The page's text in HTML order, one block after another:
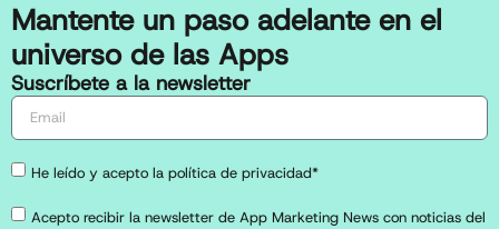
Mantente un paso adelante en el
universo de las Apps
Suscríbete a la newsletter
He leído y acepto la política de privacidad*
Acepto recibir la newsletter de App Marketing News con noticias del